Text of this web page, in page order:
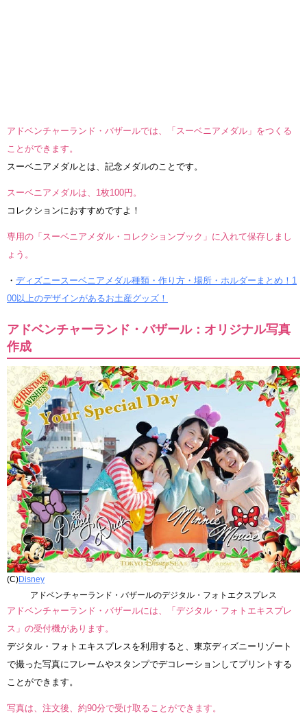
アドベンチャーランド・バザールでは、「スーベニアメダル」をつくる
ことができます。
スーベニアメダルとは、記念メダルのことです。
スーベニアメダルは、1枚100円。
コレクションにおすすめですよ！
専用の「スーベニアメダル・コレクションブック」に入れて保存しまし
ょう。
・ ディズニースーベニアメダル種類・作り方・場所・ホルダーまとめ！1
00以上のデザインがあるお土産グッズ！
アドベンチャーランド・バザール：オリジナル写真
作成
(C)Disney
アドベンチャーランド・バザールのデジタル・フォトエクスプレス
アドベンチャーランド・バザールには、「デジタル・フォトエキスプレ
ス」の受付機があります。
デジタル・フォトエキスプレスを利用すると、東京ディズニーリゾート
で撮った写真にフレームやスタンプでデコレーションしてプリントする
ことができます。
写真は、注文後、約90分で受け取ることができます。